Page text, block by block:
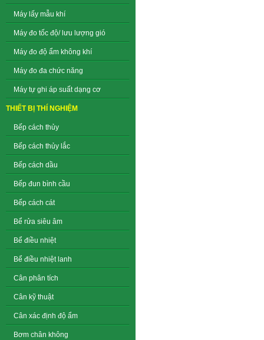
Máy lấy mẫu khí
Máy đo tốc độ/ lưu lượng gió
Máy đo độ ẩm không khí
Máy đo đa chức năng
Máy tự ghi áp suất dạng cơ
THIẾT BỊ THÍ NGHIỆM
Bếp cách thủy
Bếp cách thủy lắc
Bếp cách dầu
Bếp đun bình cầu
Bếp cách cát
Bể rửa siêu âm
Bể điều nhiệt
Bể điều nhiệt lanh
Cân phân tích
Cân kỹ thuật
Cân xác định độ ẩm
Bơm chân không